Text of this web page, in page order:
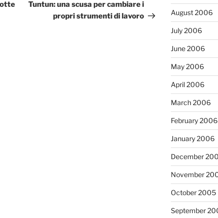
Post
Tuntun: una scusa per cambiare i
propri strumenti di lavoro
August 2006
July 2006
June 2006
May 2006
April 2006
March 2006
February 2006
January 2006
December
November
October 2005
September